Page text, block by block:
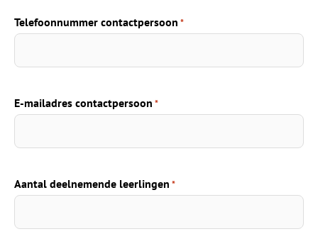
Telefoonnummer contactpersoon *
E-mailadres contactpersoon *
Aantal deelnemende leerlingen *